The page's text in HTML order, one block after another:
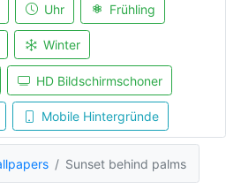
Uhr Frühling
Winter
HD Bildschirmschoner
Mobile Hintergründe
Sunset behind palms